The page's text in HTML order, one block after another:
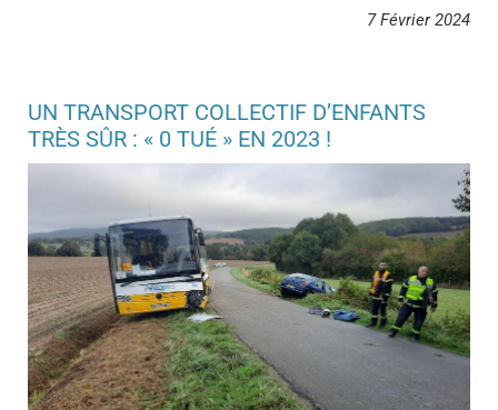
7 Février 2024
UN TRANSPORT COLLECTIF D’ENFANTS
TRÈS SÛR : « 0 TUÉ » EN 2023 !